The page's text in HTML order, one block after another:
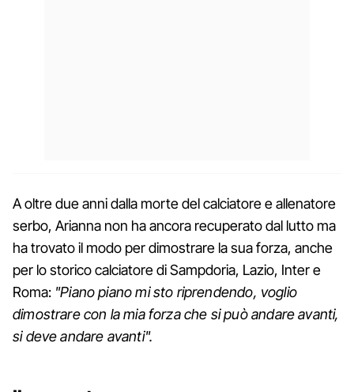
A oltre due anni dalla morte del calciatore e allenatore
serbo, Arianna non ha ancora recuperato dal lutto ma
ha trovato il modo per dimostrare la sua forza, anche
per lo storico calciatore di Sampdoria, Lazio, Inter e
Roma: "Piano piano mi sto riprendendo, voglio
dimostrare con la mia forza che si può andare avanti,
si deve andare avanti".